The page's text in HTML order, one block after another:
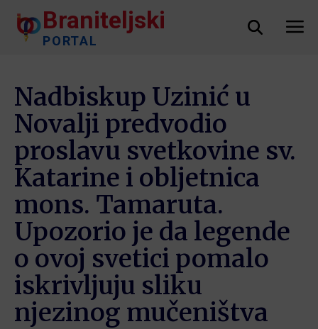
Braniteljski
PORTAL
Nadbiskup Uzinić u
Novalji predvodio
proslavu svetkovine sv.
Katarine i obljetnica
mons. Tamaruta.
Upozorio je da legende
o ovoj svetici pomalo
iskrivljuju sliku
njezinog mučeništva